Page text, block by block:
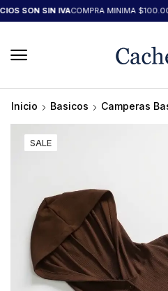
SON SIN IVA COMPRA MINIMA $100.000
Inicio Basicos Camperas
SALE